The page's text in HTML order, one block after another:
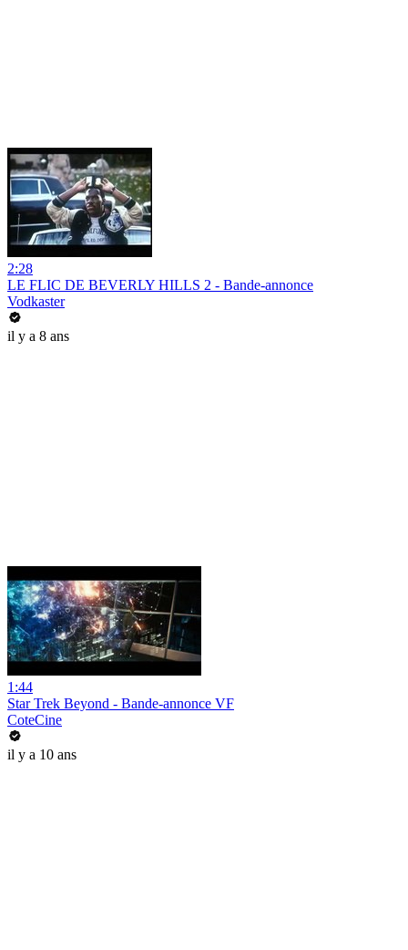
2:28
LE FLIC DE BEVERLY HILLS 2 - Bande-annonce
Vodkaster
il y a 8 ans
1:44
Star Trek Beyond - Bande-annonce VF
CoteCine
il y a 10 ans